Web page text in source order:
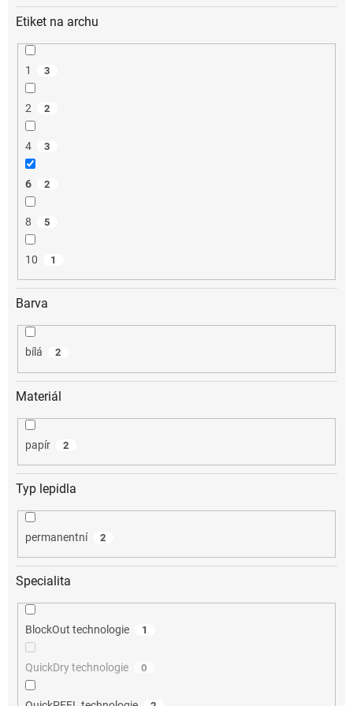
Etiket na archu
1 3
2 2
4 3
6 2
8 5
10 1
Barva
bílá 2
Materiál
papír 2
Typ lepidla
permanentní 2
Specialita
BlockOut technologie 1
QuickDry technologie 0